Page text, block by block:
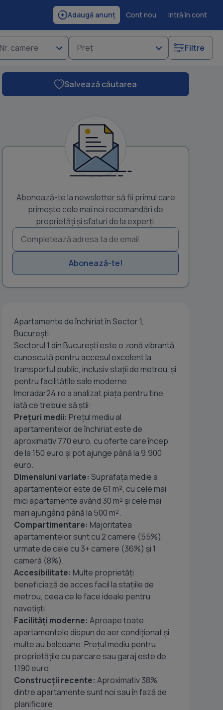
Adaugă anunț Cont nou Intră în cont
Nr. camere Preț Filtre
Salvează căutarea
Abonează-te la newsletter să fii primul care
primește cele mai noi recomandări de
proprietăți și sfaturi de la experți.
Abonează-te!
Apartamente de închiriat în Sector 1,
București
Sectorul 1 din București este o zonă vibrantă,
cunoscută pentru accesul excelent la
transportul public, inclusiv stații de metrou, și
pentru facilitățile sale moderne.
Imoradar24.ro a analizat piața pentru tine,
iată ce trebuie să știi:
Prețuri medii: Prețul mediu al
apartamentelor de închiriat este de
aproximativ 770 euro, cu oferte care încep
de la 150 euro și pot ajunge până la 9.900
euro.
Dimensiuni variate: Suprafața medie a
apartamentelor este de 61 m², cu cele mai
mici apartamente având 30 m² și cele mai
mari ajungând până la 500 m².
Compartimentare: Majoritatea
apartamentelor sunt cu 2 camere (55%),
urmate de cele cu 3+ camere (36%) și 1
cameră (8%).
Accesibilitate: Multe proprietăți
beneficiază de acces facil la stațiile de
metrou, ceea ce le face ideale pentru
navetiști.
Facilități moderne: Aproape toate
apartamentele dispun de aer condiționat și
multe au balcoane. Prețul mediu pentru
proprietățile cu parcare sau garaj este de
1.190 euro.
Construcții recente: Aproximativ 38%
dintre apartamente sunt noi sau în fază de
planificare.